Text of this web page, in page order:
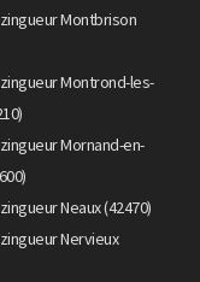
Montbrison
Montrond-les-
Mornand-en-
Neaux (42470)
Nervieux